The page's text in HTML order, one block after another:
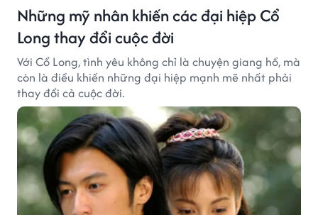
Những mỹ nhân khiến các đại hiệp Cổ
Long thay đổi cuộc đời
Với Cổ Long, tình yêu không chỉ là chuyện giang hồ, mà
còn là điều khiến những đại hiệp mạnh mẽ nhất phải
thay đổi cả cuộc đời.